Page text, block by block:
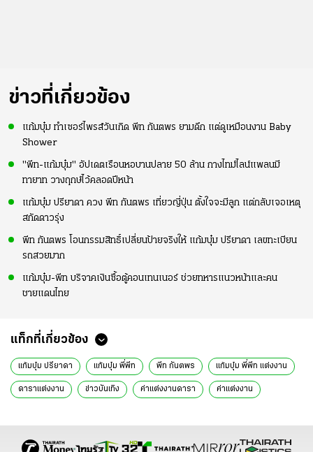
ข่าวที่เกี่ยวข้อง
แก้มบุ๋ม ทำเซอร์ไพรส์วันเกิด พีท กันตพร ยามดึก แต่ดูเหมือนงาน Baby
Shower
"พีท-แก้มบุ๋ม" อัปเดตเรือนหอบานปลาย 50 ล้าน กางไทม์ไลน์แพลนมี
ทายาท วางฤกษ์ไว้คลอดปีหน้า
แก้มบุ๋ม ปรียาดา ควง พีท กันตพร เที่ยวญี่ปุ่น ตั้งใจจะมีลูก แต่กลับเจอเหตุ
สกัดดาวรุ่ง
พีท กันตพร โอนกรรมสิทธิ์เปลี่ยนป้ายจริงให้ แก้มบุ๋ม ปรียาดา เลขทะเบียน
รถสวยมาก
แก้มบุ๋ม-พีท บริจาคเงินซื้อตู้คอนเทนเนอร์ ช่วยทหารแนวหน้าและคน
ชายแดนไทย
แท็กที่เกี่ยวข้อง
แก้มบุ๋ม ปรียาดา แก้มบุ๋ม พี่พีท พีท กันตพร แก้มบุ๋ม พี่พีท แต่งงาน
ดาราแต่งงาน ข่าวบันเทิง ค่าแต่งงานดารา ค่าแต่งงาน